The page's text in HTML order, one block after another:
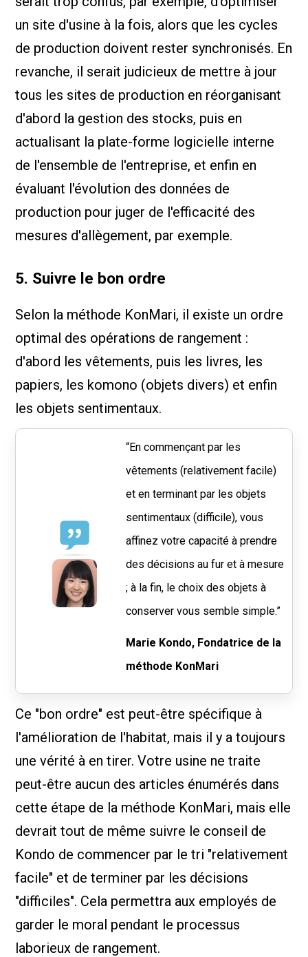
un site d'usine à la fois, alors que les cycles
de production doivent rester synchronisés. En
revanche, il serait judicieux de mettre à jour
tous les sites de production en réorganisant
d'abord la gestion des stocks, puis en
actualisant la plate-forme logicielle interne
de l'ensemble de l'entreprise, et enfin en
évaluant l'évolution des données de
production pour juger de l'efficacité des
mesures d'allègement, par exemple.
5. Suivre le bon ordre
Selon la méthode KonMari, il existe un ordre
optimal des opérations de rangement :
d'abord les vêtements, puis les livres, les
papiers, les komono (objets divers) et enfin
les objets sentimentaux.
“En commençant par les
vêtements (relativement facile)
et en terminant par les objets
sentimentaux (difficile), vous
affinez votre capacité à prendre
des décisions au fur et à mesure
; à la fin, le choix des objets à
conserver vous semble simple.”
Marie Kondo, Fondatrice de la
méthode KonMari
Ce "bon ordre" est peut-être spécifique à
l'amélioration de l'habitat, mais il y a toujours
une vérité à en tirer. Votre usine ne traite
peut-être aucun des articles énumérés dans
cette étape de la méthode KonMari, mais elle
devrait tout de même suivre le conseil de
Kondo de commencer par le tri "relativement
facile" et de terminer par les décisions
"difficiles". Cela permettra aux employés de
garder le moral pendant le processus
laborieux de rangement.